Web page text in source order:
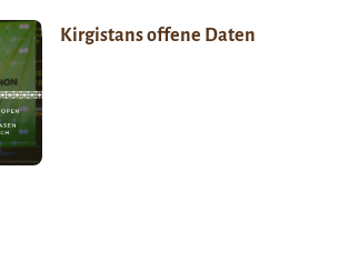
Kirgistans offene Daten